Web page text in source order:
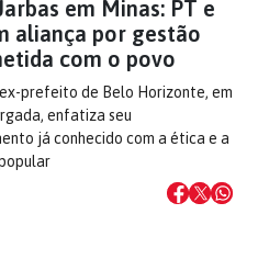
em Minas: PT e
aliança por gestão
com o povo
prefeito de Belo Horizonte, em
enfatiza seu
já conhecido com a ética e a